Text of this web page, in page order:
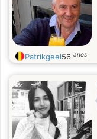
Patrikgeel56 anos